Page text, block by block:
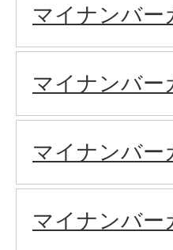
マイナンバー
マイナンバー
マイナンバー
マイナンバー